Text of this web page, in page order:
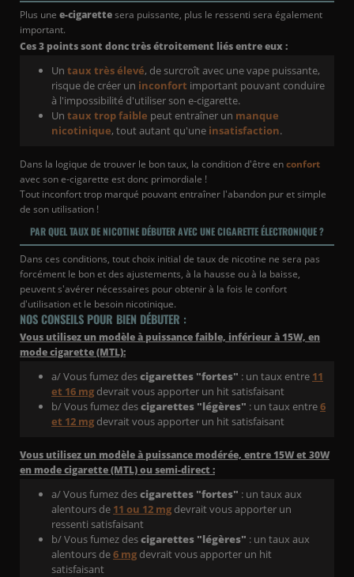
Plus une e-cigarettesera puissante, plus le ressenti sera également
important.
Ces 3 points sont donc très étroitement liés entre eux :
Un taux très élevé, de surcroît avec une vape puissante,
risque de créer un inconfort important pouvant conduire
à l'impossibilité d'utiliser son e-cigarette.
Un taux trop faible peut entraîner un manque
nicotinique, tout autant qu'une insatisfaction.
Dans la logique de trouver le bon taux, la condition d'être enconfort
avec son e-cigarette est donc primordiale !
Tout inconfort trop marqué pouvant entraîner l'abandon pur et simple
de son utilisation !
PAR QUEL TAUX DE NICOTINE DÉBUTER AVEC UNE CIGARETTE ÉLECTRONIQUE ?
Dans ces conditions, tout choix initial de taux de nicotine ne sera pas
forcément le bon et des ajustements, à la hausse ou à la baisse,
peuvent s'avérer nécessaires pour obtenir à la fois le confort
d'utilisation et le besoin nicotinique.
NOS CONSEILS POUR BIEN DÉBUTER :
Vous utilisez un modèle à puissance faible, inférieur à 15W, en
mode cigarette (MTL):
a/ Vous fumez descigarettes "fortes" : un taux entre 11
et 16 mgdevrait vous apporter un hit satisfaisant
b/ Vous fumez descigarettes "légères" : un taux entre6
et 12 mgdevrait vous apporter un hit satisfaisant
Vous utilisez un modèle à puissance modérée, entre 15W et 30W
en mode cigarette (MTL) ou semi-direct :
a/ Vous fumez descigarettes "fortes" : un taux aux
alentours de 11 ou 12 mgdevrait vous apporter un
ressenti satisfaisant
b/ Vous fumez descigarettes "légères" : un taux aux
alentours de6 mgdevrait vous apporter un hit
satisfaisant